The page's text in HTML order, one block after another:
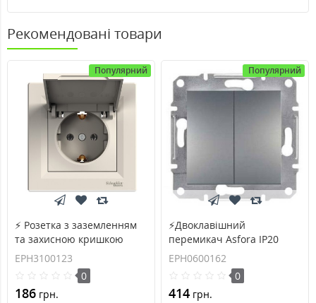
Рекомендовані товари
Популярний
⚡ Розетка з заземленням
та захисною кришкою
Asfora 16А (EPH3100123)
EPH3100123
0
186 грн.
Популярний
⚡Двоклавішний
перемикач Asfora IP20
сталь (EPH0600162)
EPH0600162
0
414 грн.